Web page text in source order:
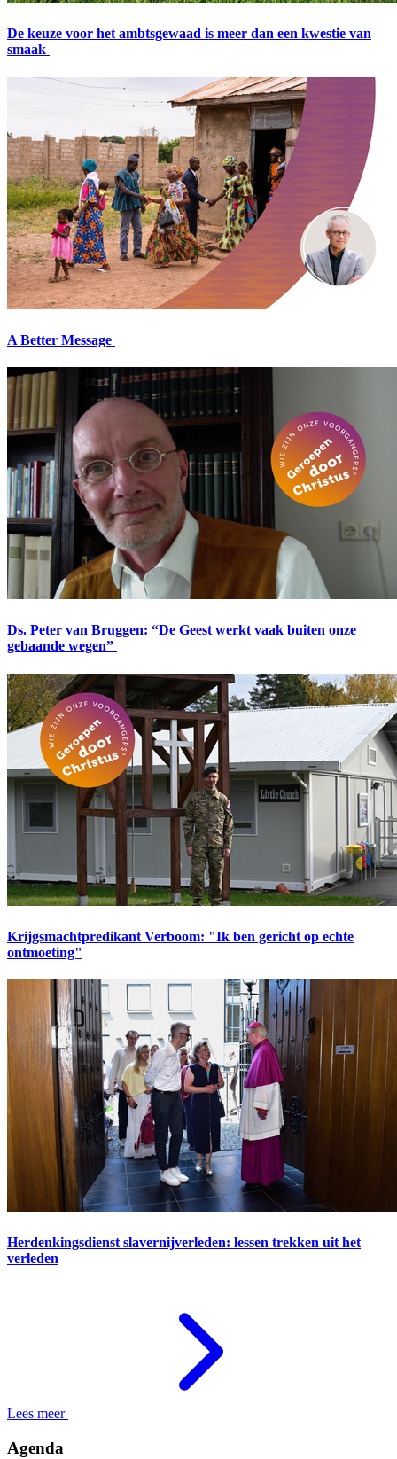
De keuze voor het ambtsgewaad is meer dan een kwestie van
smaak
A Better Message
Ds. Peter van Bruggen: “De Geest werkt vaak buiten onze
gebaande wegen”
Krijgsmachtpredikant Verboom: "Ik ben gericht op echte
ontmoeting"
Herdenkingsdienst slavernijverleden: lessen trekken uit het
verleden
Lees meer
Agenda